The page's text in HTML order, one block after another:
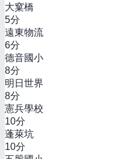
大窠橋
5分
遠東物流
6分
德音國小
8分
明日世界
8分
憲兵學校
10分
蓬萊坑
10分